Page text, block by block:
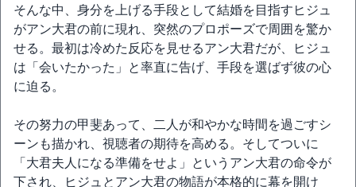
そんな中、身分を上げる手段として結婚を目指すヒジュ
がアン大君の前に現れ、突然のプロポーズで周囲を驚か
せる。最初は冷めた反応を見せるアン大君だが、ヒジュ
は「会いたかった」と率直に告げ、手段を選ばず彼の心
に迫る。
その努力の甲斐あって、二人が和やかな時間を過ごすシ
ーンも描かれ、視聴者の期待を高める。そしてついに
「大君夫人になる準備をせよ」というアン大君の命令が
下され、ヒジュとアン大君の物語が本格的に幕を開け